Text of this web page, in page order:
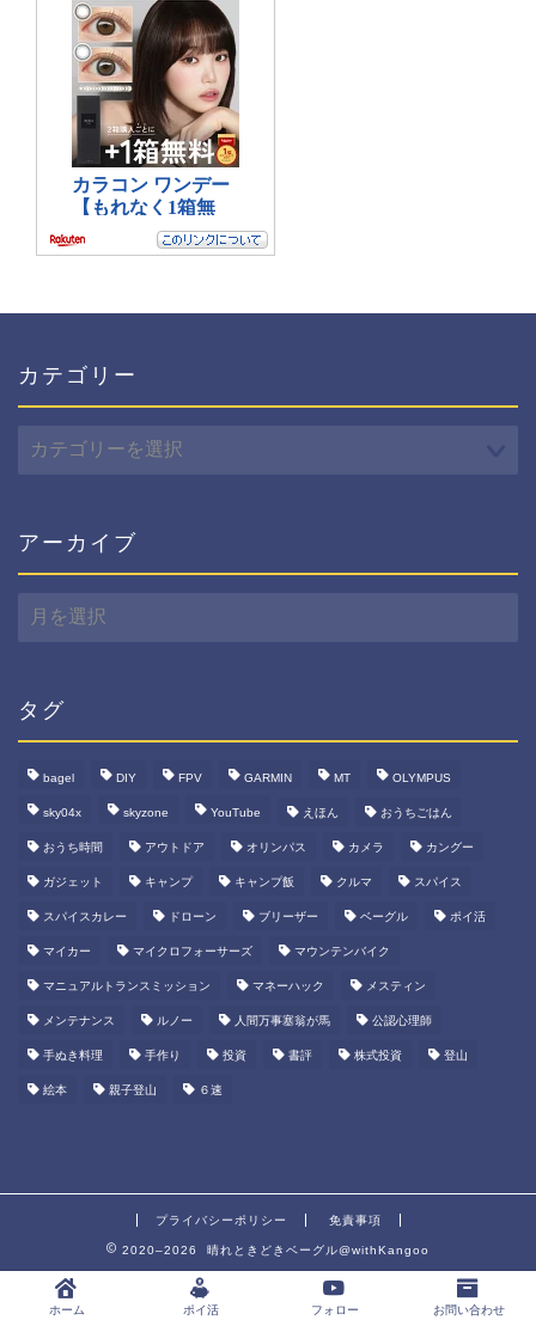
カテゴリー
テ
ー
アーカイブ
ー
ブ
タグ
bagel DIY FPV GARMIN MT OLYMPUS
sky04x skyzone YouTube えほん おうちごはん
おうち時間 アウトドア オリンパス カメラ カングー
ガジェット キャンプ キャンプ飯 クルマ スパイス
スパイスカレー ドローン ブリーザー ベーグル ポイ活
マイカー マイクロフォーサーズ マウンテンバイク
マニュアルトランスミッション マネーハック メスティン
メンテナンス ルノー 人間万事塞翁が馬 公認心理師
手ぬき料理 手作り 投資 書評 株式投資 登山
絵本 親子登山 ６速
プライバシーポリシー 免責事項
2020–2026 晴れときどきベーグル@withKangoo
ホーム ポイ活 フォロー お問い合わせ